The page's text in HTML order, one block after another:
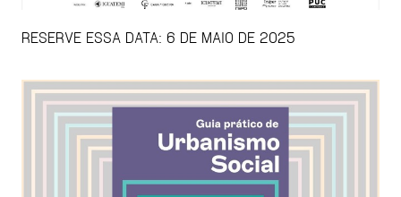
RESERVE ESSA DATA: 6 DE MAIO DE 2025